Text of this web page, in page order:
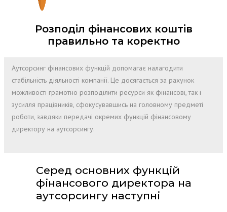
Розподіл фінансових коштів
правильно та коректно
Аутсорсинг фінансових функцій допомагає налагодити
стабільність діяльності компанії. Це досягається за рахунок
можливості грамотно розподілити ресурси як фінансові, так і
зусилля працівників, сфокусувавшись на головному предметі
роботи, завдяки передачі окремих функцій фінансовому
директору на аутсорсингу.
Серед основних функцій
фінансового директора на
аутсорсингу наступні